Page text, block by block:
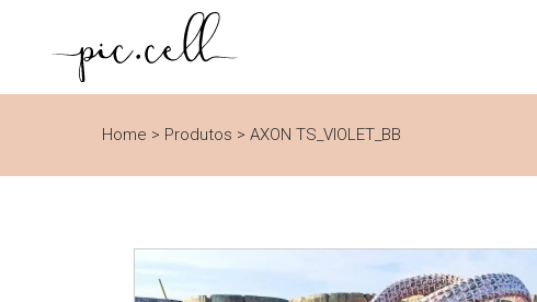
Home > Produtos >AXON TS_VIOLET_BB